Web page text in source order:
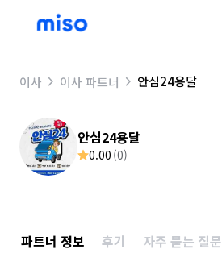
이사 이사 파트너 안심24용달
안심24용달
0.00 (0)
파트너 정보 후기 자주 묻는 질문